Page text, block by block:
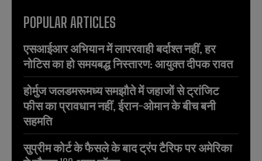
POPULAR ARTICLES
एसआईआर अभियान में लापरवाही बर्दाश्त नहीं, हर
नोटिस का हो समयबद्ध निस्तारण: आयुक्त दीपक रावत
होर्मुज जलडमरूमध्य समझौते में जहाजों से ट्रांजिट
फीस का प्रावधान नहीं, ईरान-ओमान के बीच बनी
सहमति
सुप्रीम कोर्ट के फैसले के बाद ट्रंप टैरिफ पर अमेरिका